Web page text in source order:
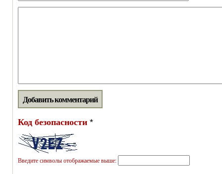
Код безопасности *
Введите символы отображаемые выше: